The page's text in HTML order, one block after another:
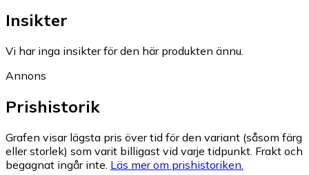
Insikter
Vi har inga insikter för den här produkten ännu.
Annons
Prishistorik
Grafen visar lägsta pris över tid för den variant (såsom färg
eller storlek) som varit billigast vid varje tidpunkt. Frakt och
begagnat ingår inte. Läs mer om prishistoriken.